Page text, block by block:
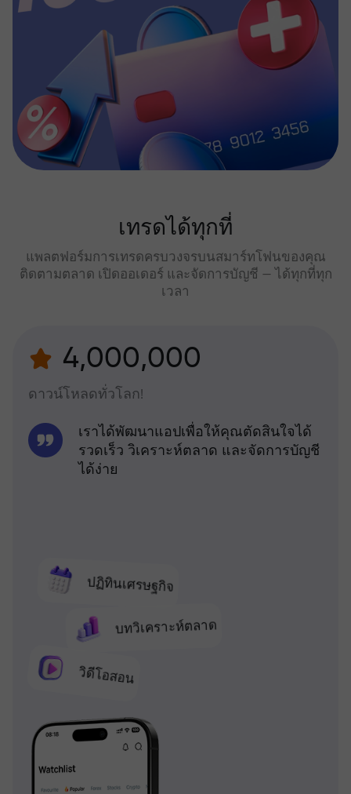
เทรดได้ทุกที่
แพลตฟอร์มการเทรดครบวงจรบนสมาร์ทโฟนของคุณ
ติดตามตลาด เปิดออเดอร์ และจัดการบัญชี — ได้ทุกที่ทุก
เวลา
4,000,000
ดาวน์โหลดทั่วโลก!
ปฏิทินเศรษฐกิจ
บทวิเคราะห์ตลาด
วิดีโอสอน
เราได้พัฒนาแอปเพื่อให้คุณตัดสินใจได้
รวดเร็ว วิเคราะห์ตลาด และจัดการบัญชี
ได้ง่าย